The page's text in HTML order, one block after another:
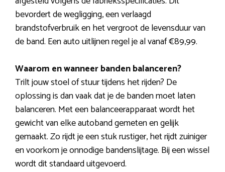
bevordert de wegligging, een verlaagd
brandstofverbruik en het vergroot de levensduur van
de band. Een auto uitlijnen regel je al vanaf €89,99.
Waarom en wanneer banden balanceren?
Trilt jouw stoel of stuur tijdens het rijden? De
oplossing is dan vaak dat je de banden moet laten
balanceren. Met een balanceerapparaat wordt het
gewicht van elke autoband gemeten en gelijk
gemaakt. Zo rijdt je een stuk rustiger, het rijdt zuiniger
en voorkom je onnodige bandenslijtage. Bij een wissel
wordt dit standaard uitgevoerd.